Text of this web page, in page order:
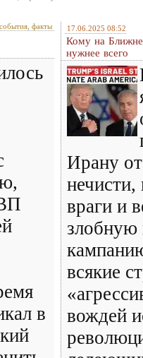
факты
в
17.06.2025 08:52
Кому на
нужнее всего
Ирану
нечисти,
враги и
злобную
всякие
вождей